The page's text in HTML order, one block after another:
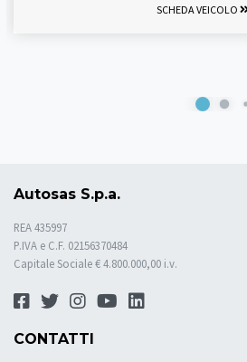
SCHEDA VEICOLO
Autosas S.p.a.
REA 435997
P.IVA e C.F. 02156370484
Capitale Sociale € 4.800.000,00 i.v.
CONTATTI